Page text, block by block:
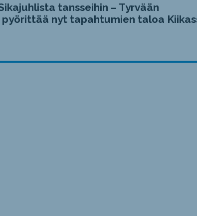
tansseihin – Tyrvään
nyt tapahtumien taloa